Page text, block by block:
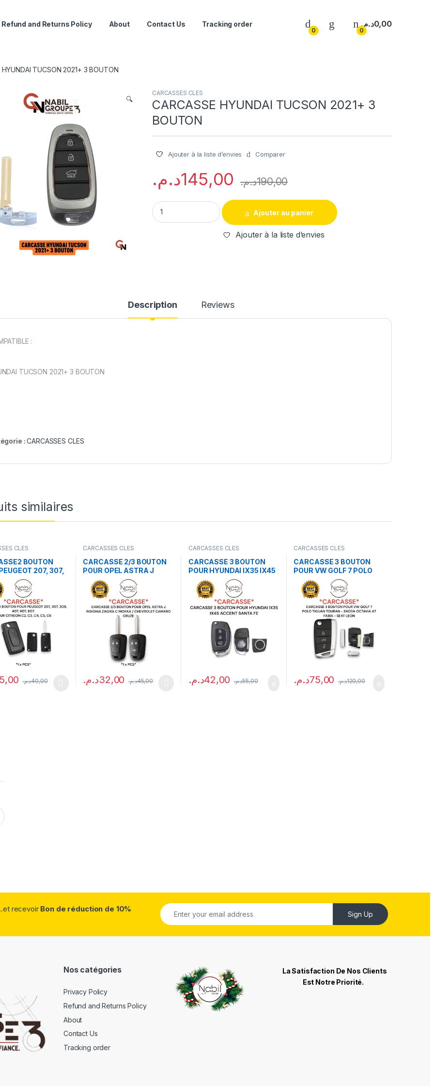
Refund and Returns Policy About Contact Us Tracking order
0 0
0,00د.م.
HYUNDAI TUCSON 2021+ 3 BOUTON
🔍
CARCASSES CLES
CARCASSE HYUNDAI TUCSON 2021+ 3
BOUTON
Ajouter à la liste d’envies Comparer
145,00د.م. 190,00د.م.
CARCASSE HYUNDAI TUCSON 2021+ 3 BOUTON quantity
Ajouter au panier
Ajouter à la liste d’envies
Description Reviews
:
TUCSON 2021+ 3 BOUTON
:CARCASSES CLES
similaires
CLES
BOUTON
207, 307,
607, 807. POUR
C2, C3, C4, C5,
40,00د.م.
a plusieurs variations. Les options peuvent être choisies sur la page du produit
CARCASSES CLES
CARCASSE 2/3 BOUTON
POUR OPEL ASTRA J
INSIGNIA ZAGIRA C
MOKKA / CHEVROLET
CAMARO CRUZE
32,00د.م. 45,00د.م.
Ce produit a plusieurs variations. Les options peuvent être choisies sur la page du produit
CARCASSES CLES
CARCASSE 3 BOUTON
POUR HYUNDAI IX35 IX45
ACCENT SANTA FE
42,00د.م. 55,00د.م.
CARCASSES CLES
CARCASSE 3 BOUTON
POUR VW GOLF 7 POLO
TIGUAN TOURAN – SKODA
OCTAVIA A7 FABIA – SEAT
LEON
75,00د.م. 120,00د.م.
recevoir Bon de réduction de 10%
Sign Up
Nos catégories
Privacy Policy
Refund and Returns Policy
About
Contact Us
Tracking order
La Satisfaction De Nos Clients
Est Notre Priorité.